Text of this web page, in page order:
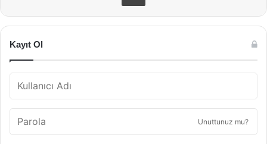
Kayıt Ol
Unuttunuz mu?